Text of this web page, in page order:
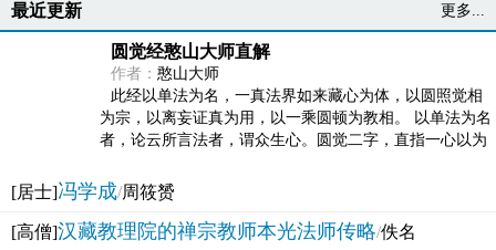
最近更新 更多...
圆觉经憨山大师直解
作者： 憨山大师
此经以单法为名，一真法界如来藏心为体，以圆照觉相
为宗，以离妄证真为用，以一乘圆顿为教相。 以单法为名
者，论云所言法者，谓众生心。圆觉二字，直指一心以为
[居士]冯学成/周筱赟
[高僧]汉藏教理院的禅宗教师本光法师传略/佚名